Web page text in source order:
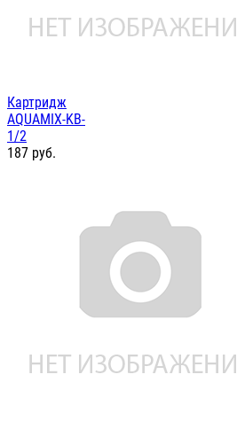
Картридж
AQUAMIX-KB-
1/2
187 руб.